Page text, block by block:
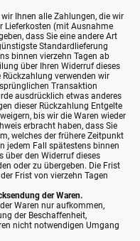
Ihnen alle Zahlungen, die wir
Lieferkosten (mit Ausnahme
dass Sie eine andere Art
Standardlieferung
binnen vierzehn Tagen ab
über Ihren Widerruf dieses
verwenden wir
Transaktion
ausdrücklich etwas anderes
dieser Rückzahlung Entgelte
bis wir die Waren wieder
erbracht haben, dass Sie
welches der frühere Zeitpunkt
jedem Fall spätestens binnen
über den Widerruf dieses
oder zu übergeben. Die Frist
Frist von vierzehn Tagen
der Waren.
Waren nur aufkommen,
der Beschaffenheit,
nicht notwendigen Umgang